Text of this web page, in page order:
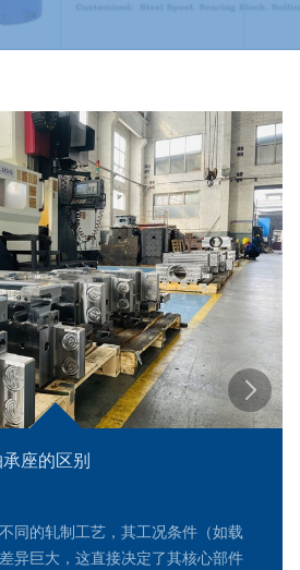
座的区别
同的轧制工艺，其工况条件（如载
异巨大，这直接决定了其核心部件